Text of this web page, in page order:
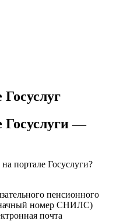
Госуслуги —
портале Госуслуги?
пенсионного
номер СНИЛС)
почта